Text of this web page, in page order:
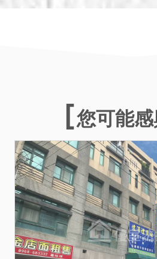
重漏水、
此部分請
投標前應
機關查訪
再行應買
以建物現
拍定人均
坐落位置
撤銷拍定
否有積欠
費、水費
您可能